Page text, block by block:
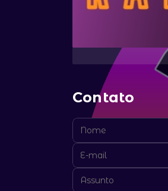
Contato
Nome:
E-mail:
Assunto: